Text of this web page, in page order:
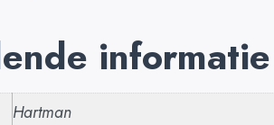
informatie
Hartman